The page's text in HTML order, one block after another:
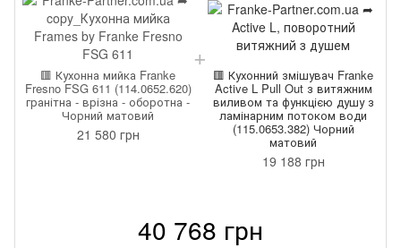
🟥 Кухонна мийка Franke
Fresno FSG 611 (114.0652.620)
гранітна - врізна - оборотна -
Чорний матовий
21 580 грн
🟥 Кухонний змішувач Franke
Active L Pull Out з витяжним
виливом та функцією душу з
ламінарним потоком води
(115.0653.382) Чорний
матовий
19 188 грн
40 768 грн